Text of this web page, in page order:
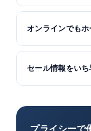
オンラインでも
セール情報をい